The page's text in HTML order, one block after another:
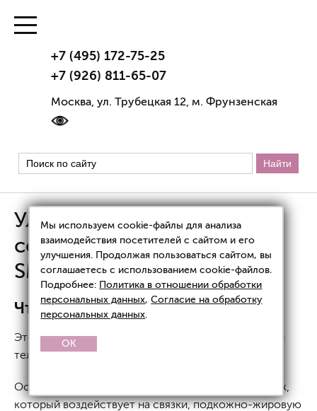
+7 (495) 172-75-25
+7 (926) 811-65-07
Москва, ул. Трубецкая 12, м. Фрунзенская
Ультраформер — самый
современный аппарат для
SMAS-лифтинга
Что такое SMAS-лифтинг?
Это безоперационная аппаратная подтяжка лица и
тела.
Основа процедуры — сфокусированный ультразвук,
который воздействует на связки, подкожно-жировую
Мы используем cookie-файлы для анализа
взаимодействия посетителей с сайтом и его
улучшения. Продолжая пользоваться сайтом, вы
соглашаетесь с использованием cookie-файлов.
Подробнее: Политика в отношении обработки
персональных данных,Согласие на обработку
персональных данных.
OK